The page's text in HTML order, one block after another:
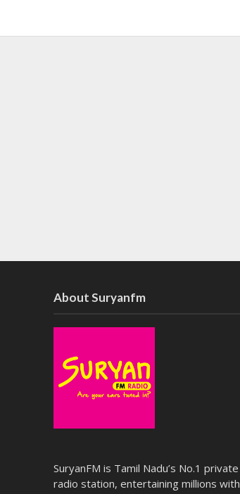
About Suryanfm
SuryanFM is Tamil Nadu’s No.1 private
radio station, entertaining millions with